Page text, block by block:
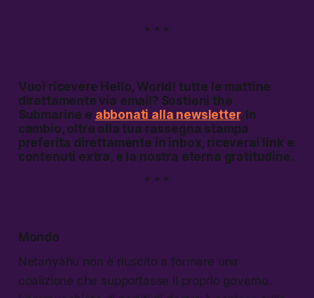
* * *
Vuoi ricevere Hello, World! tutte le mattine
direttamente via email? Sostieni the
Submarine e abbonati alla newsletter. In
cambio, oltre alla tua rassegna stampa
preferita direttamente in inbox, riceverai link e
contenuti extra, e la nostra eterna gratitudine.
* * *
Mondo
Netanyahu non è riuscito a formare una
coalizione che supportasse il proprio governo.